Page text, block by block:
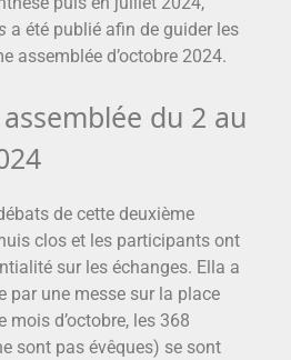
a été publié afin de guider les
assemblée d’octobre 2024.
du 2 au
de cette deuxième
clos et les participants ont
sur les échanges. Ella a
par une messe sur la place
mois d’octobre, les 368
sont pas évêques) se sont